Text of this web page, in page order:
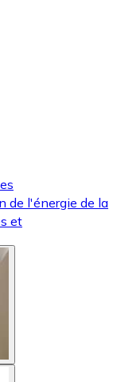
de l'énergie de la
et